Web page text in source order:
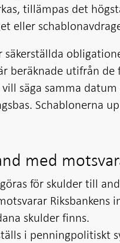
tillämpas det
eller
beräknade utifrån de
säga samma
Schablonerna
med
för skulder till
Riksbankens
skulder finns.
i penningpolitiskt